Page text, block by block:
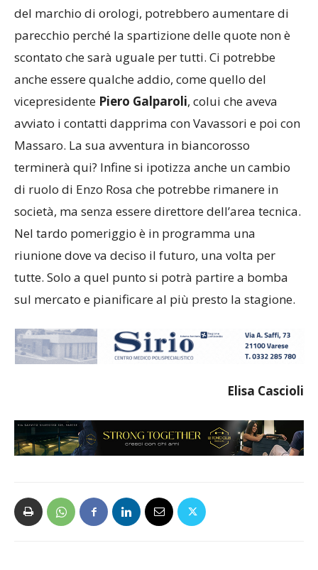
del marchio di orologi, potrebbero aumentare di
parecchio perché la spartizione delle quote non è
scontato che sarà uguale per tutti. Ci potrebbe
anche essere qualche addio, come quello del
vicepresidente Piero Galparoli, colui che aveva
avviato i contatti dapprima con Vavassori e poi con
Massaro. La sua avventura in biancorosso
terminerà qui? Infine si ipotizza anche un cambio
di ruolo di Enzo Rosa che potrebbe rimanere in
società, ma senza essere direttore dell’area tecnica.
Nel tardo pomeriggio è in programma una
riunione dove va deciso il futuro, una volta per
tutte. Solo a quel punto si potrà partire a bomba
sul mercato e pianificare al più presto la stagione.
Elisa Cascioli